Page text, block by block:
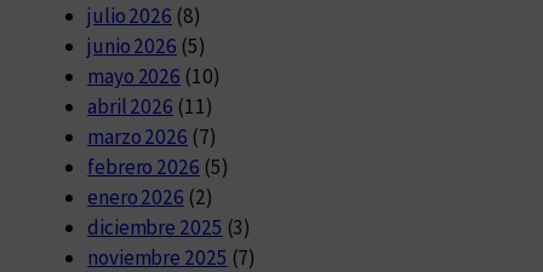
julio 2026 (8)
junio 2026 (5)
mayo 2026 (10)
abril 2026 (11)
marzo 2026 (7)
febrero 2026 (5)
enero 2026 (2)
diciembre 2025 (3)
noviembre 2025 (7)